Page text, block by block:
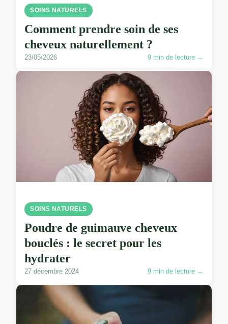
SOINS NATURELS
Comment prendre soin de ses
cheveux naturellement ?
23/05/2026 9 min de lecture →
SOINS NATURELS
Poudre de guimauve cheveux
bouclés : le secret pour les
hydrater
27 décembre 2024 9 min de lecture →